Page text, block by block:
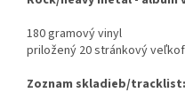
180 gramový vinyl
priložený 20 stránkový
Zoznam skladieb/tracklist: